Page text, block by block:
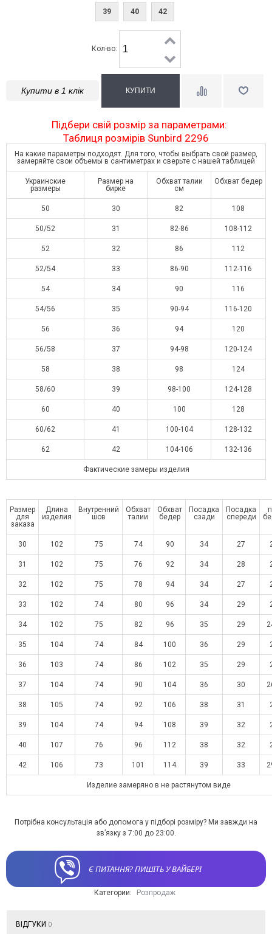
39 40 42
Кол-во:
Купити в 1 клік
Підбери свій розмір за параметрами:
Таблиця розмірів Sunbird 2296
На какие параметры подходят. Для того, чтобы выбрать свой размер,
замеряйте свои объемы в сантиметрах и сверьте с нашей таблицей
Украинские
размеры
Размер на
бирке
Обхват талии
см
Обхват бедер
50 30 82 108
50/52 31 82-86 108-112
52 32 86 112
52/54 33 86-90 112-116
54 34 90 116
54/56 35 90-94 116-120
56 36 94 120
56/58 37 94-98 120-124
58 38 98 124
58/60 39 98-100 124-128
60 40 100 128
60/62 41 100-104 128-132
62 42 104-106 132-136
Фактические замеры изделия
Размер
для
заказа
Длина
изделия
Внутренний
шов
Обхват
талии
Обхват
бедер
Посадка
сзади
Посадка
спереди
30 102 75 74 90 34 27
31 102 75 76 92 34 28
32 102 75 78 94 34 27
33 102 74 80 96 34 29
34 102 75 82 96 35 29
35 104 74 84 100 36 29
36 103 74 86 102 35 29
37 104 74 90 104 36 30
38 105 74 92 106 38 31
39 104 74 94 108 39 32
40 107 76 96 112 38 32
42 106 73 101 114 39 33
Изделие замеряно в не растянутом виде
Потрібна консультація або допомога у підборі розміру? Ми завжди на
зв’язку з 7:00 до 23:00.
Є ПИТАННЯ? ПИШІТЬ У ВАЙБЕРІ
Категории: Розпродаж
ВІДГУКИ 0